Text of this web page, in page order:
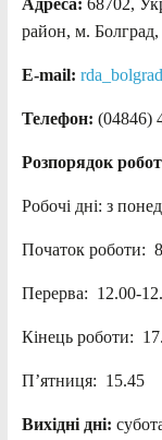
Адреса: 68702,
район, м.
E-mail:
Телефон: (04846)
Розпорядок
Робочі дні: з
Початок роботи:
Перерва: 12.00-
Кінець роботи:
П’ятниця: 15.45
Вихідні дні: